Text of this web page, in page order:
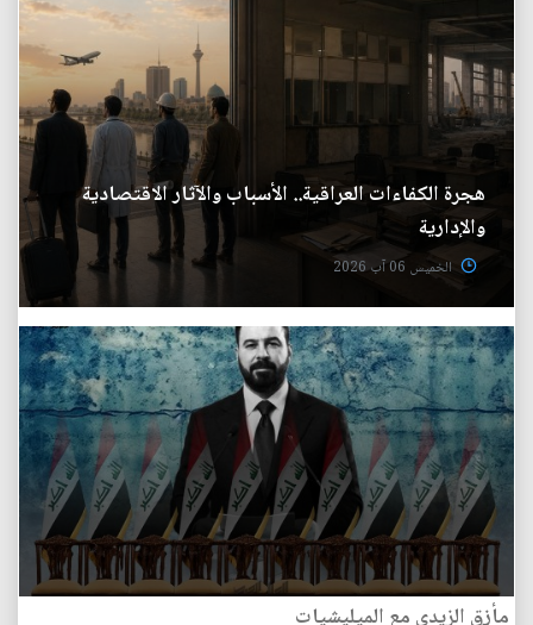
هجرة الكفاءات العراقية.. الأسباب والآثار الاقتصادية
والإدارية
الخميس 06 آب 2026